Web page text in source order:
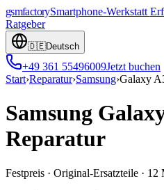
gsmfactorySmartphone-Werkstatt
Ratgeber
🇩🇪Deutsch
+49 361 55496009Jetzt buchen
Start›Reparatur›Samsung›Galaxy
Samsung
Reparatur
Festpreis · Original-Ersatzteile · 12